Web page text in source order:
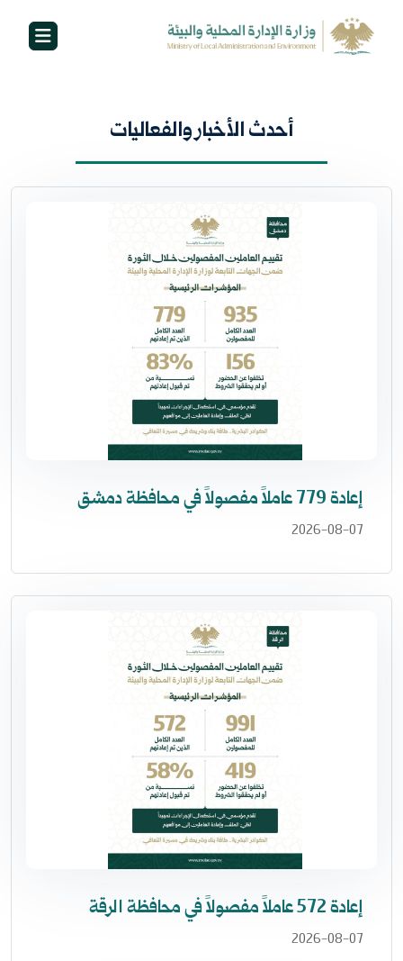
أحدث الأخبار والفعاليات
إعادة 779 عاملاً مفصولاً في محافظة دمشق
2026-08-07
إعادة 572 عاملاً مفصولاً في محافظة الرقة
2026-08-07